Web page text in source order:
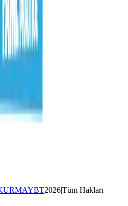
2026|Tüm Hakları